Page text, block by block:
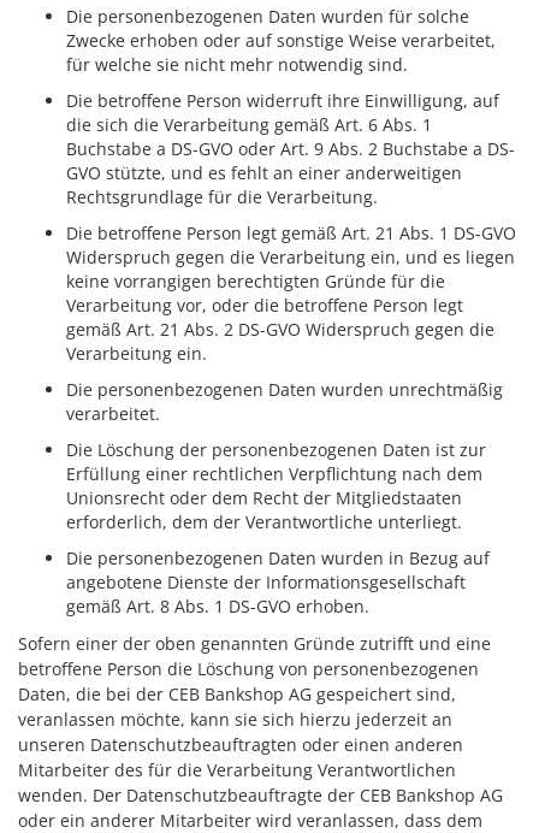
Die personenbezogenen Daten wurden für solche
Zwecke erhoben oder auf sonstige Weise verarbeitet,
für welche sie nicht mehr notwendig sind.
Die betroffene Person widerruft ihre Einwilligung, auf
die sich die Verarbeitung gemäß Art. 6 Abs. 1
Buchstabe a DS-GVO oder Art. 9 Abs. 2 Buchstabe a DS-
GVO stützte, und es fehlt an einer anderweitigen
Rechtsgrundlage für die Verarbeitung.
Die betroffene Person legt gemäß Art. 21 Abs. 1 DS-GVO
Widerspruch gegen die Verarbeitung ein, und es liegen
keine vorrangigen berechtigten Gründe für die
Verarbeitung vor, oder die betroffene Person legt
gemäß Art. 21 Abs. 2 DS-GVO Widerspruch gegen die
Verarbeitung ein.
Die personenbezogenen Daten wurden unrechtmäßig
verarbeitet.
Die Löschung der personenbezogenen Daten ist zur
Erfüllung einer rechtlichen Verpflichtung nach dem
Unionsrecht oder dem Recht der Mitgliedstaaten
erforderlich, dem der Verantwortliche unterliegt.
Die personenbezogenen Daten wurden in Bezug auf
angebotene Dienste der Informationsgesellschaft
gemäß Art. 8 Abs. 1 DS-GVO erhoben.
Sofern einer der oben genannten Gründe zutrifft und eine
betroffene Person die Löschung von personenbezogenen
Daten, die bei der CEB Bankshop AG gespeichert sind,
veranlassen möchte, kann sie sich hierzu jederzeit an
unseren Datenschutzbeauftragten oder einen anderen
Mitarbeiter des für die Verarbeitung Verantwortlichen
wenden. Der Datenschutzbeauftragte der CEB Bankshop AG
oder ein anderer Mitarbeiter wird veranlassen, dass dem